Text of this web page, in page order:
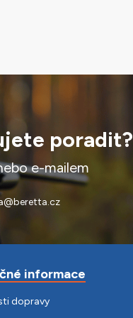
poradit?
e-mailem
informace
dopravy